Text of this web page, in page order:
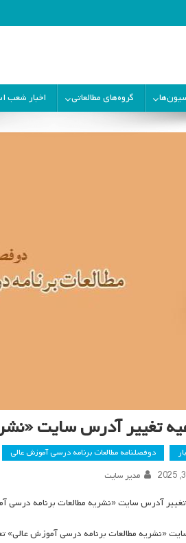
گروه‌های مطالعاتی اخبار شعب
تغییر آدرس سایت
دوفصلنامه مطالعات برنامه درسی آموزش عالی
مدیر سایت
تغییر آدرس سایت «نشریه مطالعات برنامه درسی
«نشریه مطالعات برنامه درسی آموزش عالی»